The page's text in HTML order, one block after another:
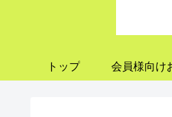
トップ 会員様向け